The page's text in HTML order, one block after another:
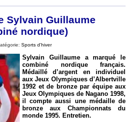
Sylvain Guillaume
nordique)
Sports d'hiver
Sylvain Guillaume a marqué le
combiné nordique français.
Médaillé d’argent en individuel
aux Jeux Olympiques d’Albertville
1992 et de bronze par équipe aux
Jeux Olympiques de Nagano 1998,
il compte aussi une médaille de
bronze aux Championnats du
monde 1995. Entretien.